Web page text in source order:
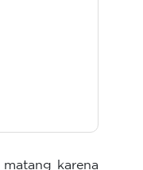
karena